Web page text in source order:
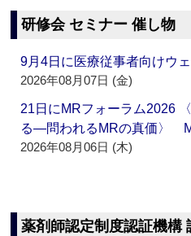
研修会 セミナー 催し物
9月4日に医療従事者向けウ
2026年08月07日 (金)
21日にMRフォーラム2026
る―問われるMRの真価〉
2026年08月06日 (木)
薬剤師認定制度認証機構